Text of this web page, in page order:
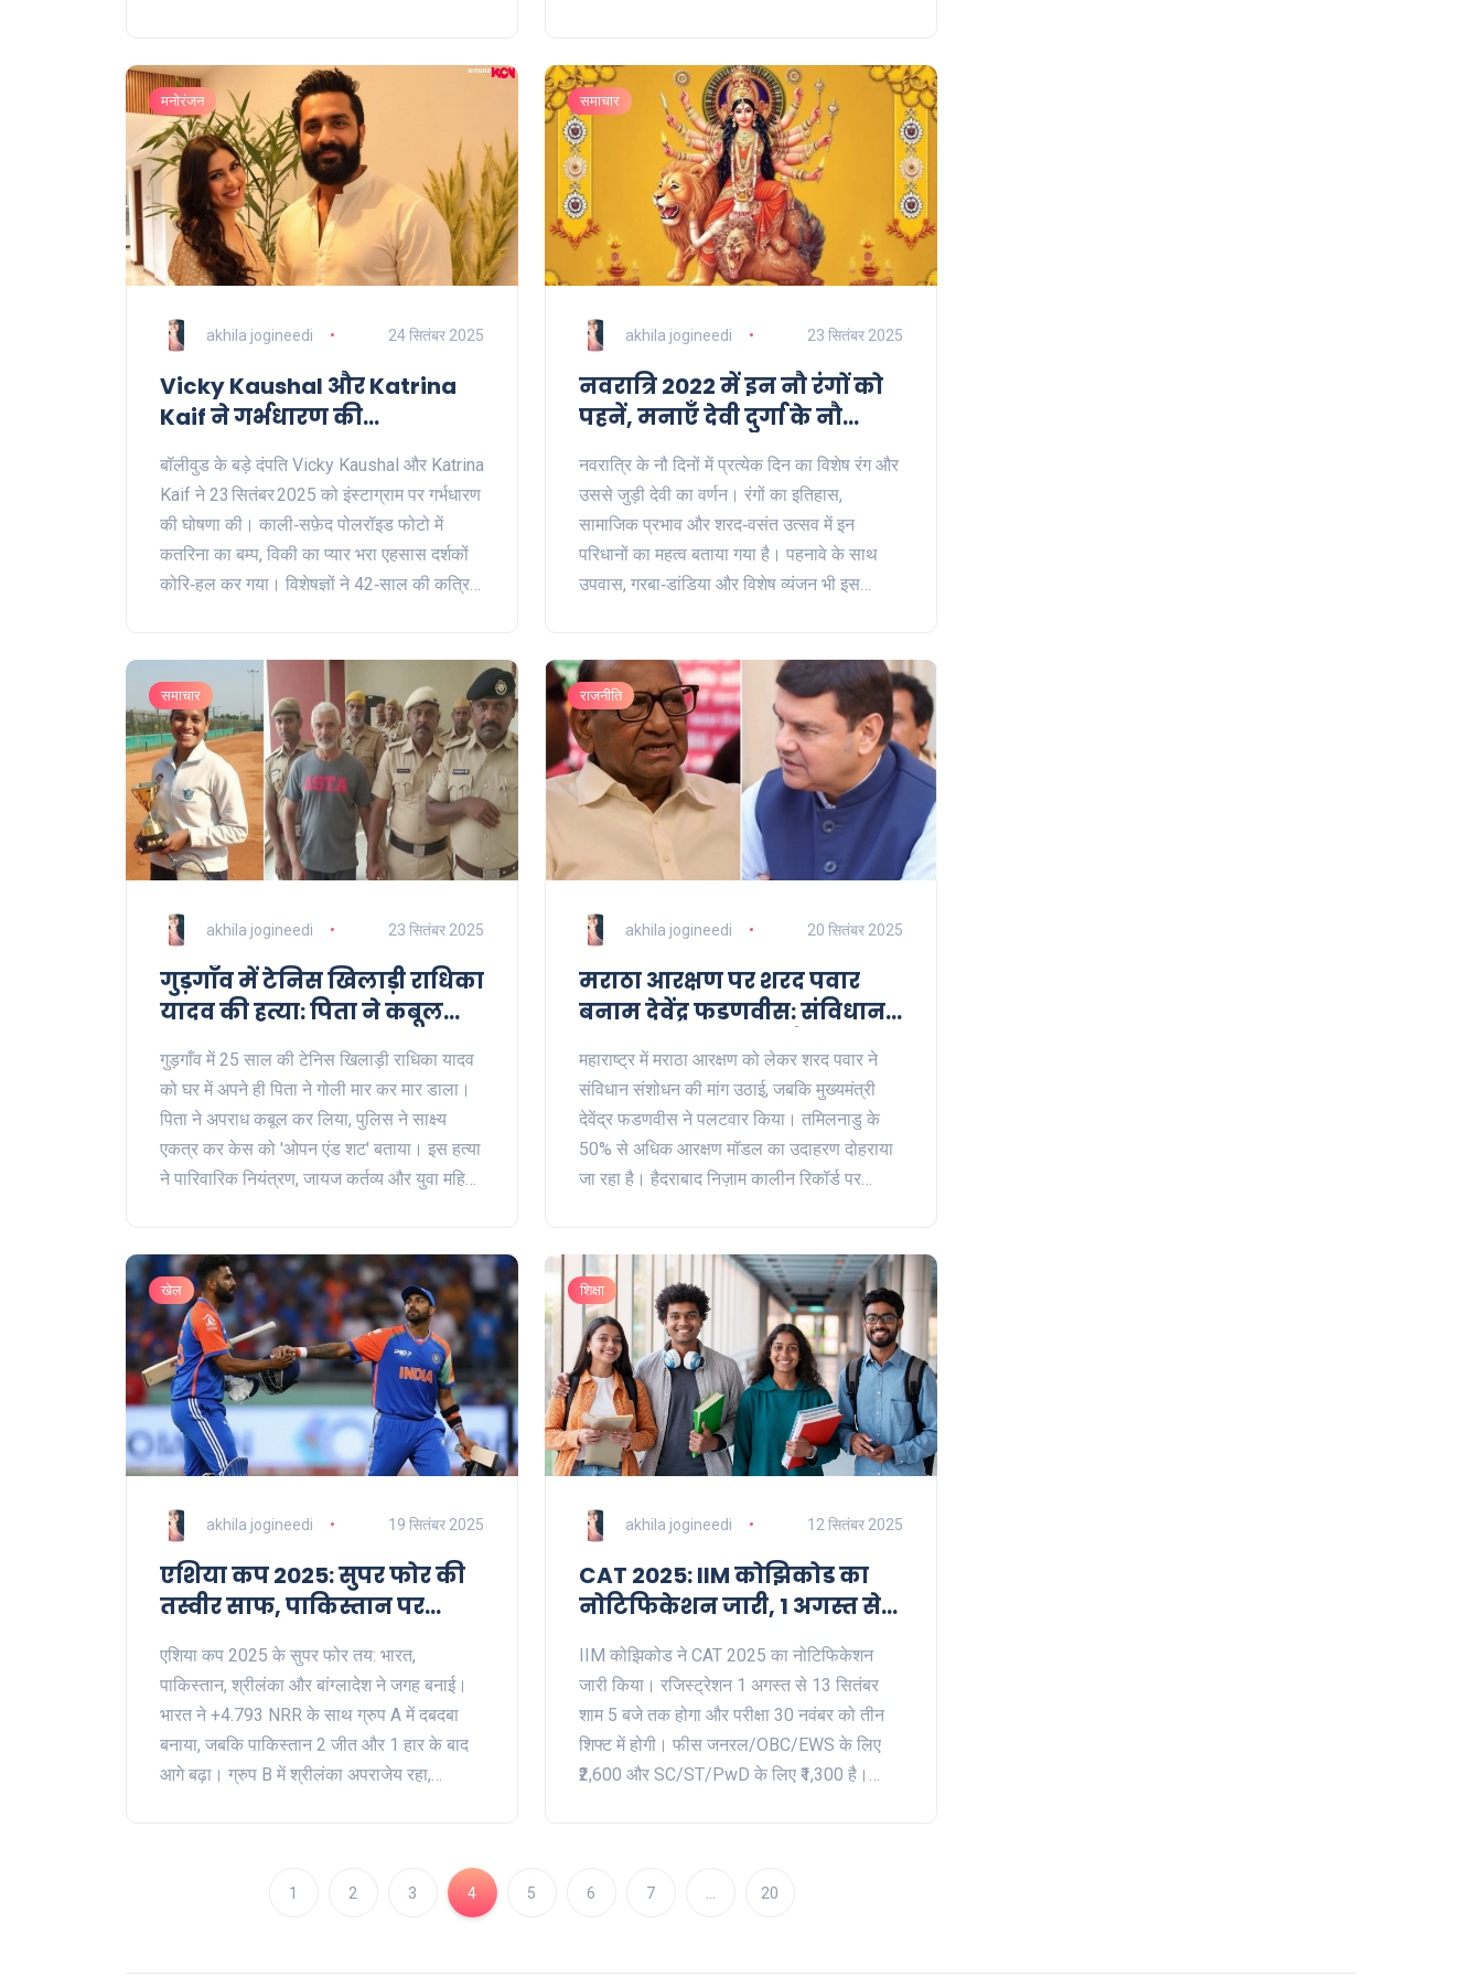
मनोरंजन
akhila jogineedi 24 सितंबर 2025
Vicky Kaushal और Katrina
Kaif ने गर्भधारण की
सबसे खूबसूरत अध्याय शुरू
बॉलीवुड के बड़े दंपति Vicky Kaushal और Katrina
Kaif ने 23 सितंबर 2025 को इंस्टाग्राम पर गर्भधारण
की घोषणा की। काली‑सफ़ेद पोलरॉइड फोटो में
कतरिना का बम्प, विकी का प्यार भरा एहसास दर्शकों
कोरि‑हल कर गया। विशेषज्ञों ने 42‑साल की कत्रिना
40‑के दशक में मातृत्व के सवालों को फिर से उठाया।
समाचार
akhila jogineedi 23 सितंबर 2025
नवरात्रि 2022 में इन नौ रंगों को
पहनें, मनाएँ देवी दुर्गा के नौ
नवरात्रि के नौ दिनों में प्रत्येक दिन का विशेष रंग और
उससे जुड़ी देवी का वर्णन। रंगों का इतिहास,
सामाजिक प्रभाव और शरद‑वसंत उत्सव में इन
परिधानों का महत्व बताया गया है। पहनावे के साथ
उपवास, गरबा‑डांडिया और विशेष व्यंजन भी इस
समाचार
akhila jogineedi 23 सितंबर 2025
गुड़गाँव में टेनिस खिलाड़ी राधिका
यादव की हत्या: पिता ने कबूल
किया
गुड़गाँव में 25 साल की टेनिस खिलाड़ी राधिका यादव
को घर में अपने ही पिता ने गोली मार कर मार डाला।
पिता ने अपराध कबूल कर लिया, पुलिस ने साक्ष्य
एकत्र कर केस को 'ओपन एंड शट' बताया। इस हत्या
ने पारिवारिक नियंत्रण, जायज कर्तव्य और युवा महिला
राजनीति
akhila jogineedi 20 सितंबर 2025
मराठा आरक्षण पर शरद पवार
बनाम देवेंद्र फडणवीस: संविधान
संशोधन, 50% सीमा और सियासी
दांव
महाराष्ट्र में मराठा आरक्षण को लेकर शरद पवार ने
संविधान संशोधन की मांग उठाई, जबकि मुख्यमंत्री
देवेंद्र फडणवीस ने पलटवार किया। तमिलनाडु के
50% से अधिक आरक्षण मॉडल का उदाहरण दोहराया
जा रहा है। हैदराबाद निज़ाम कालीन रिकॉर्ड पर
समाधान की गेंद केंद्र और राज्य दोनों के पाले में है।
खेल
akhila jogineedi 19 सितंबर 2025
एशिया कप 2025: सुपर फोर की
तस्वीर साफ, पाकिस्तान पर
एशिया कप 2025 के सुपर फोर तय: भारत,
पाकिस्तान, श्रीलंका और बांग्लादेश ने जगह बनाई।
भारत ने +4.793 NRR के साथ ग्रुप A में दबदबा
बनाया, जबकि पाकिस्तान 2 जीत और 1 हार के बाद
आगे बढ़ा। ग्रुप B में श्रीलंका अपराजेय रहा,
पहुंचेंगी—पाकिस्तान पर शुरुआती बाहर होने का दबाव
शिक्षा
akhila jogineedi 12 सितंबर 2025
CAT 2025: IIM कोझिकोड का
नोटिफिकेशन जारी, 1 अगस्त से
IIM कोझिकोड ने CAT 2025 का नोटिफिकेशन
जारी किया। रजिस्ट्रेशन 1 अगस्त से 13 सितंबर
शाम 5 बजे तक होगा और परीक्षा 30 नवंबर को तीन
शिफ्ट में होगी। फीस जनरल/OBC/EWS के लिए
₹2,600 और SC/ST/PwD के लिए ₹1,300 है।
1 2 3 4 5 6 7 20